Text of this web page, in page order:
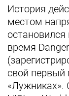
История
местом
остановился
время
свой первый
«Лужниках».